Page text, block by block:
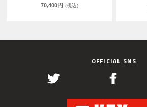
70,400円 (税込)
OFFICIAL SNS